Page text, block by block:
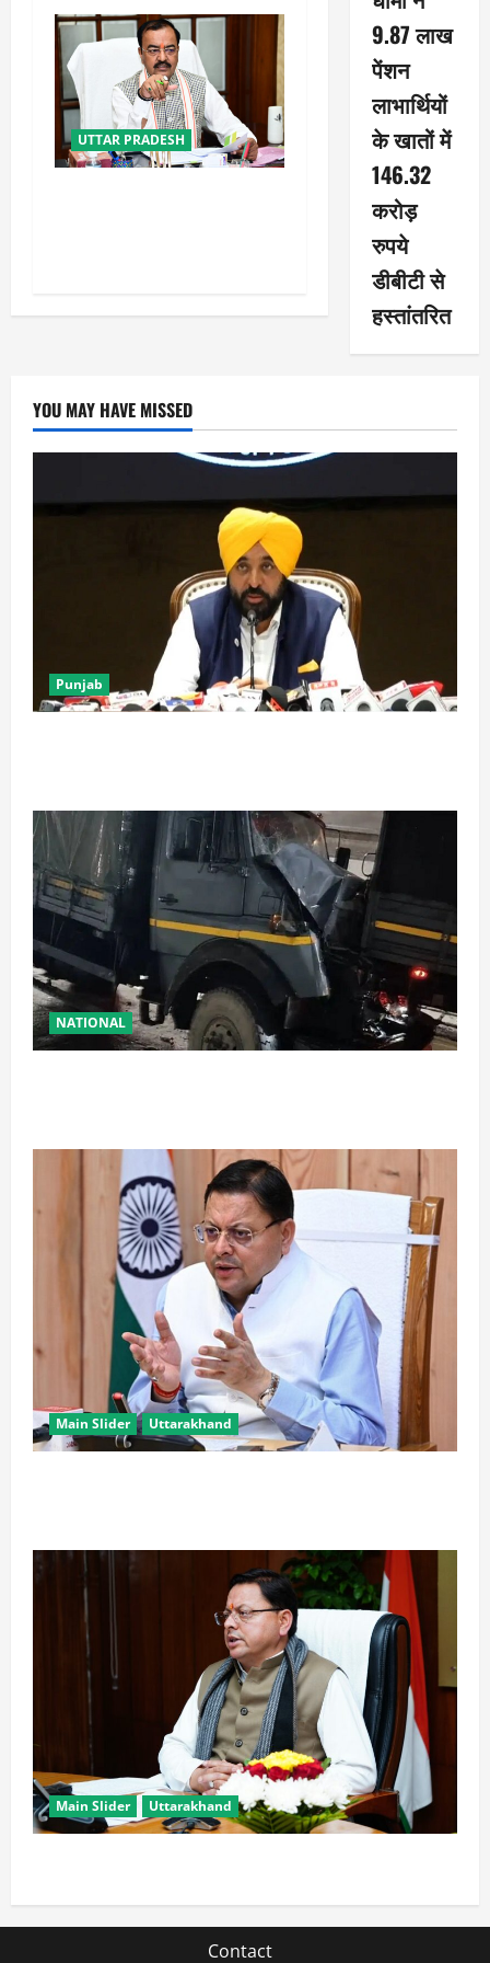
UTTAR PRADESH
9.87 लाख
पेंशन
लाभार्थियों
के खातों में
146.32
करोड़
रुपये
डीबीटी से
हस्तांतरित
YOU MAY HAVE MISSED
Punjab
NATIONAL
Main Slider Uttarakhand
Main Slider Uttarakhand
Contact